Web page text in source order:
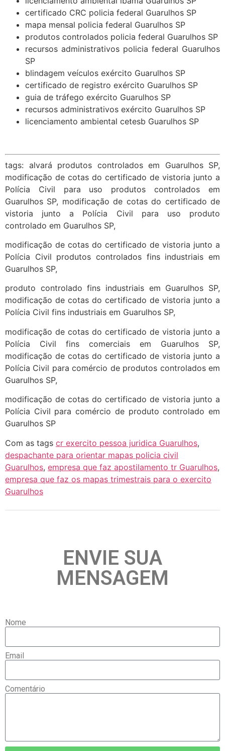
certificado CRC policia federal Guarulhos SP
mapa mensal policia federal Guarulhos SP
produtos controlados policia federal Guarulhos SP
recursos administrativos policia federal Guarulhos
SP
blindagem veículos exército Guarulhos SP
certificado de registro exército Guarulhos SP
guia de tráfego exército Guarulhos SP
recursos administrativos exército Guarulhos SP
licenciamento ambiental cetesb Guarulhos SP
tags: alvará produtos controlados em Guarulhos SP,
modificação de cotas do certificado de vistoria junto a
Polícia Civil para uso produtos controlados em
Guarulhos SP, modificação de cotas do certificado de
vistoria junto a Polícia Civil para uso produto
controlado em Guarulhos SP,
modificação de cotas do certificado de vistoria junto a
Polícia Civil produtos controlados fins industriais em
Guarulhos SP,
produto controlado fins industriais em Guarulhos SP,
modificação de cotas do certificado de vistoria junto a
Polícia Civil fins industriais em Guarulhos SP,
modificação de cotas do certificado de vistoria junto a
Polícia Civil fins comerciais em Guarulhos SP,
modificação de cotas do certificado de vistoria junto a
Polícia Civil para comércio de produtos controlados em
Guarulhos SP,
modificação de cotas do certificado de vistoria junto a
Polícia Civil para comércio de produto controlado em
Guarulhos SP
Com as tags cr exercito pessoa juridica Guarulhos,
despachante para orientar mapas policia civil
Guarulhos, empresa que faz apostilamento tr Guarulhos,
empresa que faz os mapas trimestrais para o exercito
Guarulhos
ENVIE SUA
MENSAGEM
Nome
Email
Comentário